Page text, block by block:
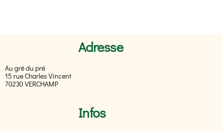
Adresse
Au gré du pré
15 rue Charles Vincent
70230 VERCHAMP
Infos